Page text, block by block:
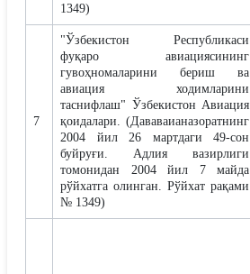
1349)
7
"Ўзбекистон Республикаси
фуқаро авиациясининг
гувоҳномаларини бериш ва
авиация ходимларини
таснифлаш" Ўзбекистон Aвиация
қоидалари. (Дававаианазоратнинг
2004 йил 26 мартдаги 49-сон
буйруғи. Aдлия вазирлиги
томонидан 2004 йил 7 майда
рўйхатга олинган. Рўйхат рақами
№ 1349)